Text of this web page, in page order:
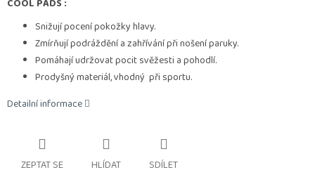
COOL PADS :
Snižují pocení pokožky hlavy.
Zmírňují podráždění a zahřívání při nošení paruky.
Pomáhají udržovat pocit svěžesti a pohodlí.
Prodyšný materiál, vhodný při sportu.
Detailní informace
ZEPTAT SE HLÍDAT SDÍLET